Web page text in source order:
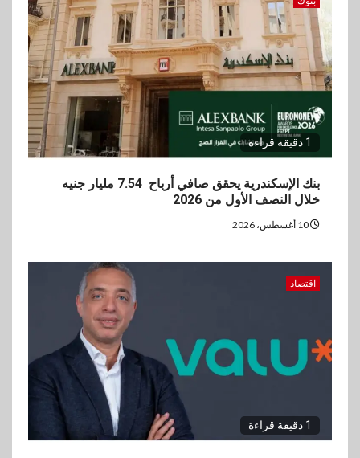
vivo تعيد تعريف مفهوم الفئة
المتوسطة مع إطلاق Y500
بمواصفات استثنائية
1 دقيقة قراءة
بنك الإسكندرية يحقق صافي أرباح 7.54 مليار جنيه
خلال النصف الأول من 2026
اقتصاد
1 دقيقة قراءة